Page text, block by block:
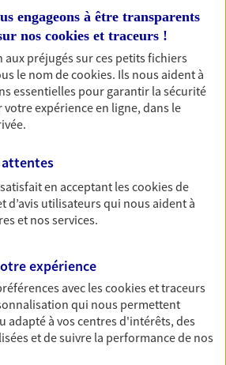
phares
grâce à votre épargne : achat
des enfants ou voyage autour
à votre rythme et
votre profil.
Épargne
ce nouveau chapitre de
d'un expert. Découvrez
(Plan Epargne Retraite)
pour la retraite.
engageons à être transparents
nos cookies et traceurs !
aux préjugés sur ces petits fichiers
le nom decookies. Ils nous aident à
essentielles pour garantir la sécurité
expérience en ligne, dans le
attentes
en acceptant lescookiesde
d’avis utilisateurs qui nous aident à
et nos services.
expérience
avec lescookies et traceurs
qui nous permettent
adapté à vos centres d'intérêts, des
et de suivre la performance de nos